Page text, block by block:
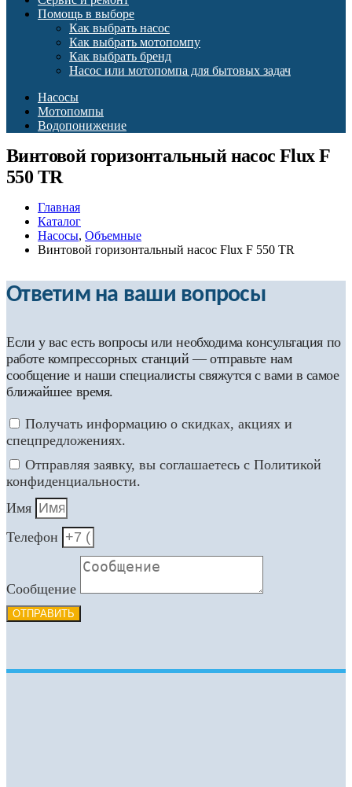
Помощь в выборе
Как выбрать насос
Как выбрать мотопомпу
Как выбрать бренд
Насос или мотопомпа для бытовых задач
Насосы
Мотопомпы
Водопонижение
Винтовой горизонтальный насос Flux F
550 TR
Главная
Каталог
Насосы, Объемные
Винтовой горизонтальный насос Flux F 550 TR
Ответим на ваши вопросы
Если у вас есть вопросы или необходима консультация по
работе компрессорных станций — отправьте нам
сообщение и наши специалисты свяжутся с вами в самое
ближайшее время.
Получать информацию о скидках, акциях и
спецпредложениях.
Отправляя заявку, вы соглашаетесь с Политикой
конфиденциальности.
Имя
Телефон
Сообщение
ОТПРАВИТЬ